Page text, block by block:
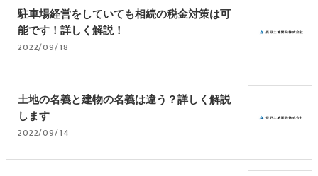
駐車場経営をしていても相続の税金対策は可
能です！詳しく解説！
2022/09/18
土地の名義と建物の名義は違う？詳しく解説
します
2022/09/14